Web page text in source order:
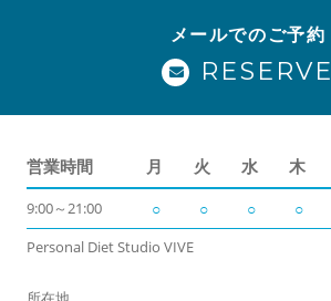
メールでのご予約
RESERVE
営業時間 月 火 水 木
9:00～21:00 ○ ○ ○ ○
Personal Diet Studio VIVE